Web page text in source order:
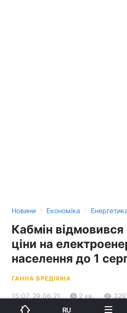
Новини › Економіка ›
Кабмін
ціни на
населення до 1
ГАННА БРЕДІХІНА
15:07, 29.06.21 2 хв.
RU